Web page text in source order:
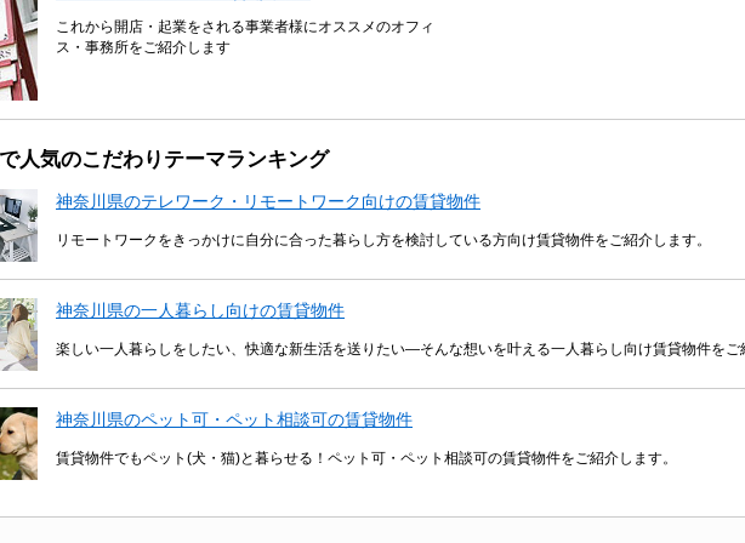
これから開店・起業をされる事業者様にオススメのオフィ
ス・事務所をご紹介します
人気のこだわりテーマランキング
神奈川県のテレワーク・リモートワーク向けの賃貸物件
リモートワークをきっかけに自分に合った暮らし方を検討している方向け賃貸物件をご紹介します。
神奈川県の一人暮らし向けの賃貸物件
楽しい一人暮らしをしたい、快適な新生活を送りたい―そんな想いを叶える一人暮らし向け賃貸物件をご
神奈川県のペット可・ペット相談可の賃貸物件
賃貸物件でもペット(犬・猫)と暮らせる！ペット可・ペット相談可の賃貸物件をご紹介します。